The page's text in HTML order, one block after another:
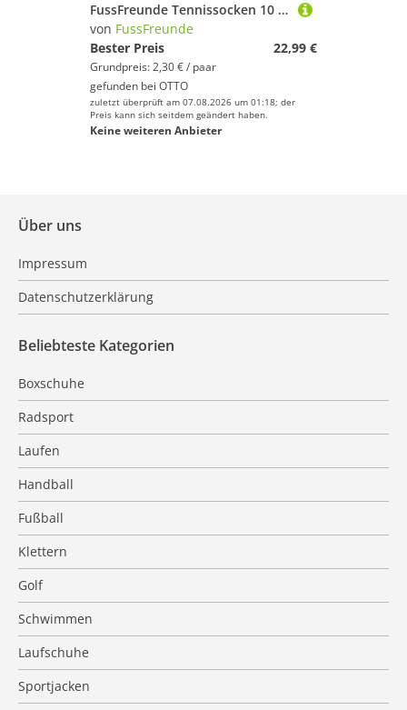
FussFreunde Tennissocken 10 Paar SPORTSOCKEN mit Komfortbund Herren & Damen, schwere Qualität (10 Paar) spezielle Komfort-Strickart
von FussFreunde
Bester Preis
22,99 €
Grundpreis: 2,30 € / paar
gefunden bei OTTO
zuletzt überprüft am 07.08.2026 um 01:18; der
Preis kann sich seitdem geändert haben.
Keine weiteren Anbieter
Über uns
Impressum
Datenschutzerklärung
Beliebteste Kategorien
Boxschuhe
Radsport
Laufen
Handball
Fußball
Klettern
Golf
Schwimmen
Laufschuhe
Sportjacken